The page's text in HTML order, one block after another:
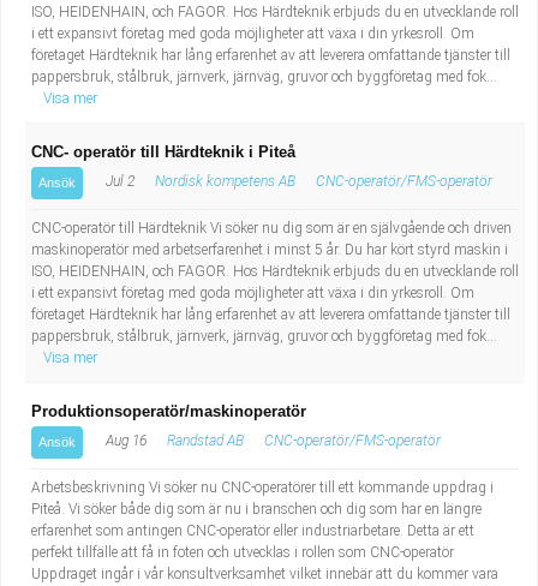
ISO, HEIDENHAIN, och FAGOR. Hos Härdteknik erbjuds du en utvecklande roll
i ett expansivt företag med goda möjligheter att växa i din yrkesroll. Om
företaget Härdteknik har lång erfarenhet av att leverera omfattande tjänster till
pappersbruk, stålbruk, järnverk, järnväg, gruvor och byggföretag med fok...
Visa mer
CNC- operatör till Härdteknik i Piteå
Ansök Jul 2 Nordisk kompetens AB CNC-operatör/FMS-operatör
CNC-operatör till Härdteknik Vi söker nu dig som är en självgående och driven
maskinoperatör med arbetserfarenhet i minst 5 år. Du har kört styrd maskin i
ISO, HEIDENHAIN, och FAGOR. Hos Härdteknik erbjuds du en utvecklande roll
i ett expansivt företag med goda möjligheter att växa i din yrkesroll. Om
företaget Härdteknik har lång erfarenhet av att leverera omfattande tjänster till
pappersbruk, stålbruk, järnverk, järnväg, gruvor och byggföretag med fok...
Visa mer
Produktionsoperatör/maskinoperatör
Ansök Aug 16 Randstad AB CNC-operatör/FMS-operatör
Arbetsbeskrivning Vi söker nu CNC-operatörer till ett kommande uppdrag i
Piteå. Vi söker både dig som är nu i branschen och dig som har en längre
erfarenhet som antingen CNC-operatör eller industriarbetare. Detta är ett
perfekt tillfälle att få in foten och utvecklas i rollen som CNC-operatör
Uppdraget ingår i vår konsultverksamhet vilket innebär att du kommer vara